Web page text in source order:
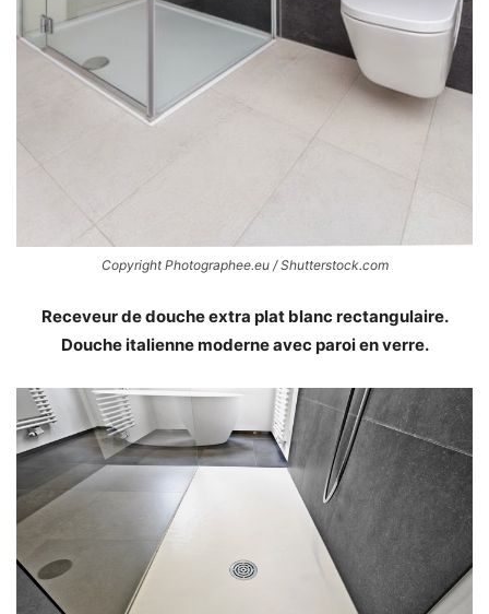
Copyright Photographee.eu / Shutterstock.com
Receveur de douche extra plat blanc rectangulaire.
Douche italienne moderne avec paroi en verre.